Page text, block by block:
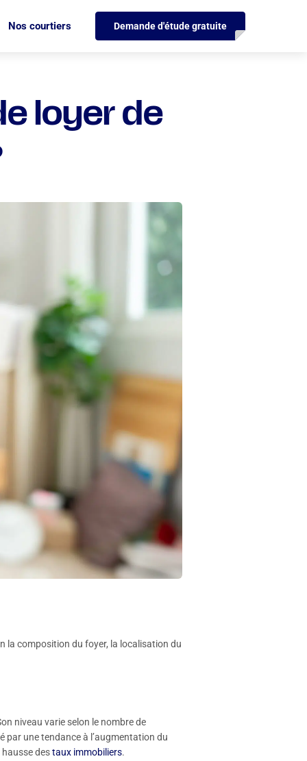
Nos courtiers Demande d'étude gratuite
loyer de
la composition du foyer, la localisation du
niveau varie selon le nombre de
par une tendance à l’augmentation du
destaux immobiliers.